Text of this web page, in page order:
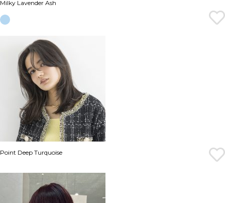
Milky Lavender Ash
Point Deep Turquoise